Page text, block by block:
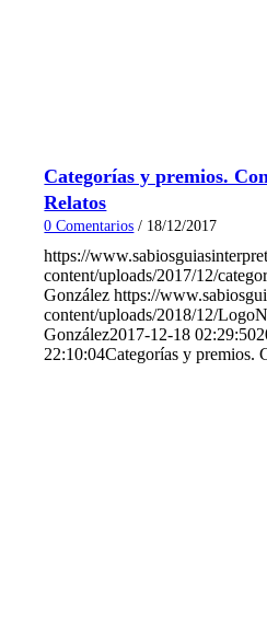
Categorías y premios.
Relatos
0 Comentarios / 18/12/2017
https://
content/uploads/2017/12/
González https://
content/uploads/2018/12/
González2017-12-18 02:29:50
22:10:04Categorías y premios.